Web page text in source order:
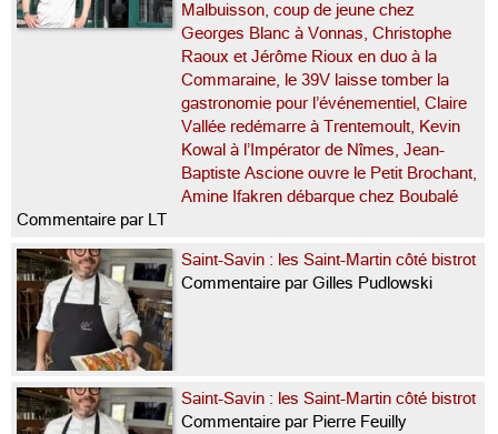
Malbuisson, coup de jeune chez
Georges Blanc à Vonnas, Christophe
Raoux et Jérôme Rioux en duo à la
Commaraine, le 39V laisse tomber la
gastronomie pour l’événementiel, Claire
Vallée redémarre à Trentemoult, Kevin
Kowal à l’Impérator de Nîmes, Jean-
Baptiste Ascione ouvre le Petit Brochant,
Amine Ifakren débarque chez Boubalé
Commentaire par LT
Saint-Savin : les Saint-Martin côté bistrot
Commentaire par Gilles Pudlowski
Saint-Savin : les Saint-Martin côté bistrot
Commentaire par Pierre Feuilly